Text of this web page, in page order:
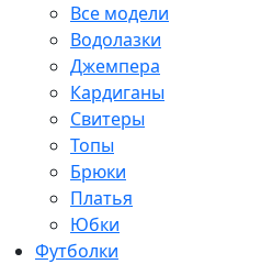
Все модели
Водолазки
Джемпера
Кардиганы
Свитеры
Топы
Брюки
Платья
Юбки
Футболки